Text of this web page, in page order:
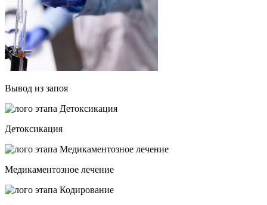
Вывод из запоя
Детоксикация
Медикаментозное лечение